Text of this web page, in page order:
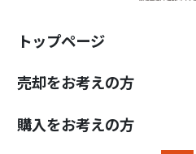
トップページ
売却をお考えの方
購入をお考えの方